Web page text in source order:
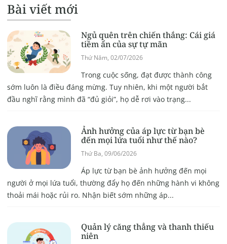
Bài viết mới
Ngủ quên trên chiến thắng: Cái giá
tiềm ẩn của sự tự mãn
Thứ Năm, 02/07/2026
Trong cuộc sống, đạt được thành công
sớm luôn là điều đáng mừng. Tuy nhiên, khi một người bắt
đầu nghĩ rằng mình đã “đủ giỏi”, họ dễ rơi vào trạng...
Ảnh hưởng của áp lực từ bạn bè
đến mọi lứa tuổi như thế nào?
Thứ Ba, 09/06/2026
Áp lực từ bạn bè ảnh hưởng đến mọi
người ở mọi lứa tuổi, thường đẩy họ đến những hành vi không
thoải mái hoặc rủi ro. Nhận biết sớm những áp...
Quản lý căng thẳng và thanh thiếu
niên